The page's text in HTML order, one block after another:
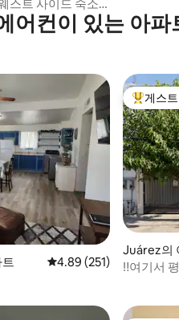
스트 사이드 숙소
어컨이 있는 아파
평점 4.89점(5점 만점),
4.89 (251)
상위 게
게스
Juárez의
‼️여기서